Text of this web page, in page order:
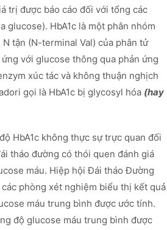
trị được báo cáo đối với tổng các
glucose). HbA1c là một phân nhóm
tận (N-terminal Val) của phân tử
với glucose thông qua phản ứng
xúc tác và không thuận nghịch
gọi là HbA1c bị glycosyl hóa (hay
HbA1c không thực sự trực quan đối
tháo đường có thói quen đánh giá
máu. Hiệp hội Đái tháo Đường
các phòng xét nghiệm biểu thị kết quả
máu trung bình được ước tính.
độ glucose máu trung bình được